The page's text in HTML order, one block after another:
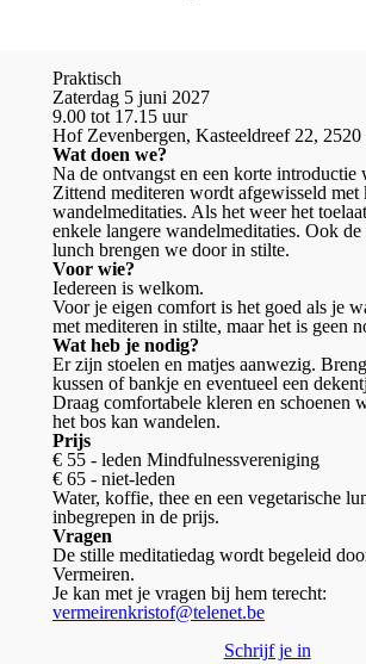
Praktisch
Zaterdag 5 juni 2027
9.00 tot 17.15 uur
Hof Zevenbergen, Kasteeldreef 22, 2520
Wat doen we?
Na de ontvangst en een korte introductie
Zittend mediteren wordt afgewisseld met
wandelmeditaties. Als het weer het
enkele langere wandelmeditaties. Ook de
lunch brengen we door in stilte.
Voor wie?
Iedereen is welkom.
Voor je eigen comfort is het goed als je
met mediteren in stilte, maar het is geen
Wat heb je nodig?
Er zijn stoelen en matjes aanwezig.
kussen of bankje en eventueel een
Draag comfortabele kleren en schoenen
het bos kan wandelen.
Prijs
€ 55 - leden Mindfulnessvereniging
€ 65 - niet-leden
Water, koffie, thee en een vegetarische
inbegrepen in de prijs.
Vragen
De stille meditatiedag wordt begeleid
Vermeiren.
Je kan met je vragen bij hem terecht:
vermeirenkristof@telenet.be
Schrijf je in